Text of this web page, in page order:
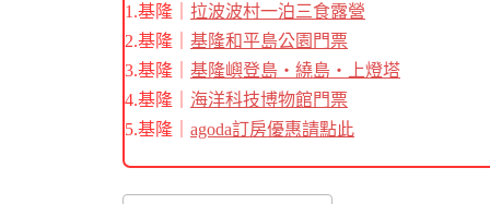
1.基隆｜ 拉波波村一泊三食露營
2.基隆｜ 基隆和平島公園門票
3.基隆｜ 基隆嶼登島・繞島・上燈塔
4.基隆｜ 海洋科技博物館門票
5.基隆｜ agoda訂房優惠請點此